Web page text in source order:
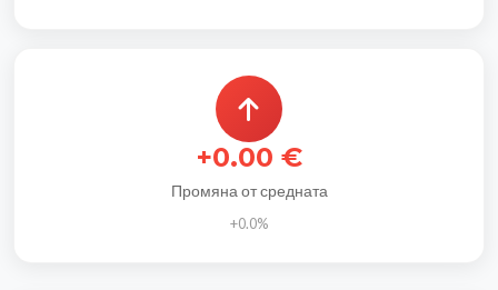
+0.00 €
Промяна от средната
+0.0%